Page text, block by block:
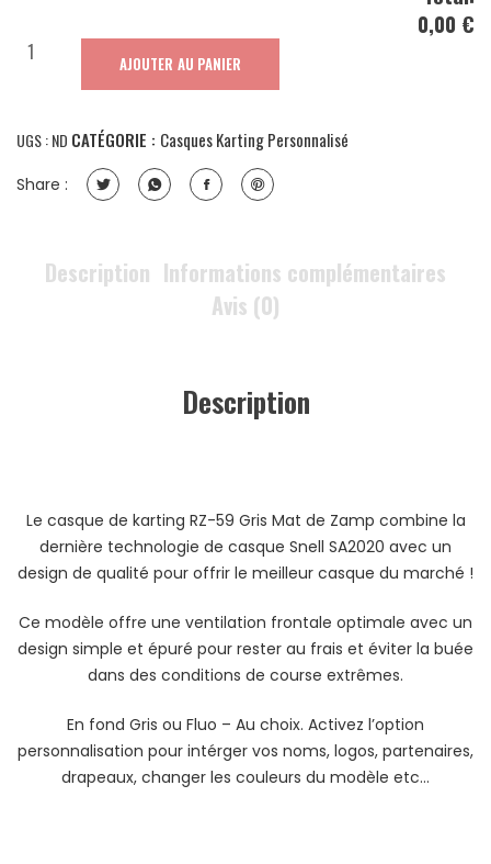
0,00 €
quantité
57V
AJOUTER AU PANIER
UGS :ND CATÉGORIE : Casques Karting Personnalisé
Share :
Description Informations complémentaires
Avis (0)
Description
Le casque de karting RZ-59 Gris Mat de Zamp combine la
dernière technologie de casque Snell SA2020 avec un
design de qualité pour offrir le meilleur casque du marché !
Ce modèle offre une ventilation frontale optimale avec un
design simple et épuré pour rester au frais et éviter la buée
dans des conditions de course extrêmes.
En fond Gris ou Fluo – Au choix. Activez l’option
personnalisation pour intérger vos noms, logos, partenaires,
drapeaux, changer les couleurs du modèle etc…